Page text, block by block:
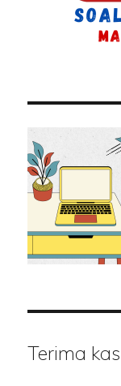
Terima